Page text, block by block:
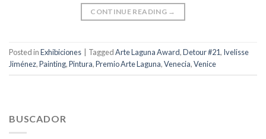
CONTINUE READING →
Posted inExhibiciones TaggedArte Laguna Award,Detour #21, Ivelisse
Jiménez,Painting,Pintura,Premio Arte Laguna,Venecia,Venice
BUSCADOR